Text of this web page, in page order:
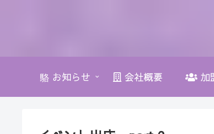
お知らせ 会社概要 加